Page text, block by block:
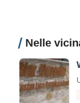
Nelle